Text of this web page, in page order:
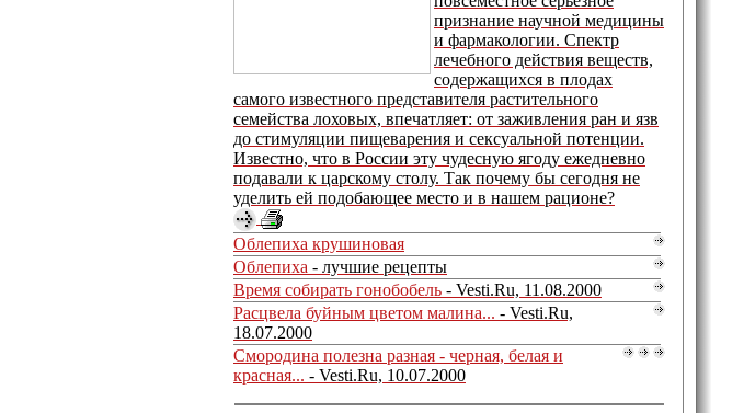
признание научной медицины
и фармакологии. Спектр
лечебного действия веществ,
содержащихся в плодах
самого известного представителя растительного
семейства лоховых, впечатляет: от заживления ран и язв
до стимуляции пищеварения и сексуальной потенции.
Известно, что в России эту чудесную ягоду ежедневно
подавали к царскому столу. Так почему бы сегодня не
уделить ей подобающее место и в нашем рационе?
Облепиха крушиновая
Облепиха - лучшие рецепты
Время собирать гонобобель - Vesti.Ru, 11.08.2000
Расцвела буйным цветом малина... - Vesti.Ru,
18.07.2000
Смородина полезна разная - черная, белая и
красная... - Vesti.Ru, 10.07.2000